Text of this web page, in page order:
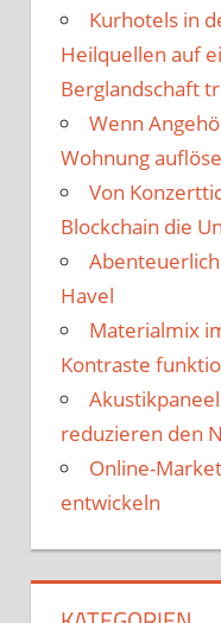
Kurhotels in
Heilquellen auf
Berglandschaft
Wenn
Wohnung
Von
Blockchain die
Havel
Materialmix
Kontraste
reduzieren den
Online-
entwickeln